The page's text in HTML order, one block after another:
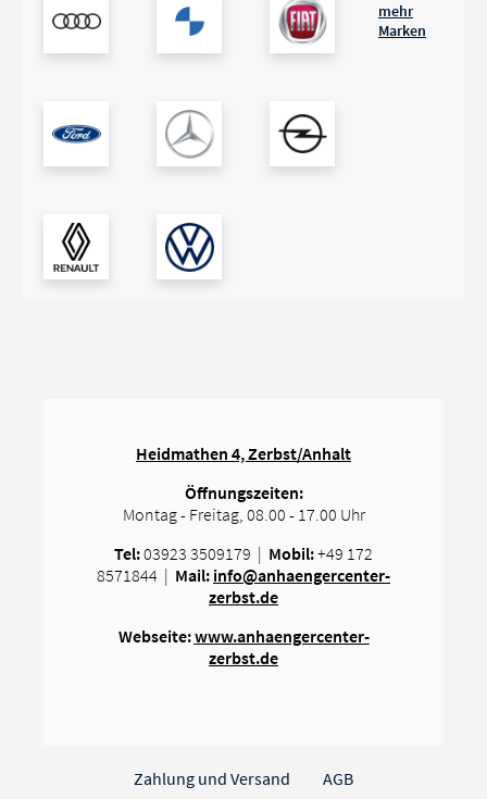
mehr
Marken
Heidmathen 4, Zerbst/Anhalt
Öffnungszeiten:
Montag - Freitag, 08.00 - 17.00 Uhr
Tel:03923 3509179 | Mobil:+49 172
8571844 | Mail: info@anhaengercenter-
zerbst.de
Webseite:www.anhaengercenter-
zerbst.de
Zahlung und Versand AGB